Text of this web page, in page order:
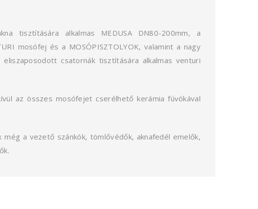
tisztítására alkalmas MEDUSA DN80-200mm, a
mosófej és a MOSÓPISZTOLYOK, valamint a nagy
csatornák tisztítására alkalmas venturi
az összes mosófejet cserélhető kerámia fúvókával
a vezető szánkók, tömlővédők, aknafedél emelők,